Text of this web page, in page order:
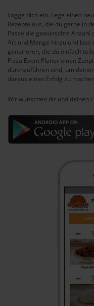
Logge dich ein. Lege einen
Rezepte aus, die du gerne in
Passe die gewünschte Anzahl
Art und Menge hinzu und lass
generieren, die du einfach
Pizza Event Planer einen
durchzuführen sind, um
daraus einen Erfolg zu
Wir wünschen dir und deinen